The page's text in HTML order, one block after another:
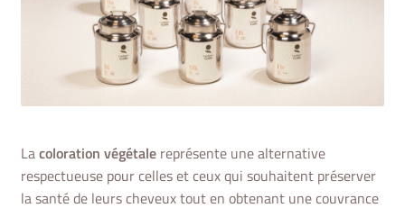
Lacoloration végétalereprésente une alternative
respectueuse pour celles et ceux qui souhaitent préserver
la santé de leurs cheveux tout en obtenant une couvrance